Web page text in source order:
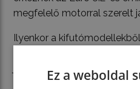
megfelelő motorral szerelt
Ilyenkor a
rendszerint még nincs
járművek forgalomba
hátráltatja, hogy 3 hétre
Ez a weboldal